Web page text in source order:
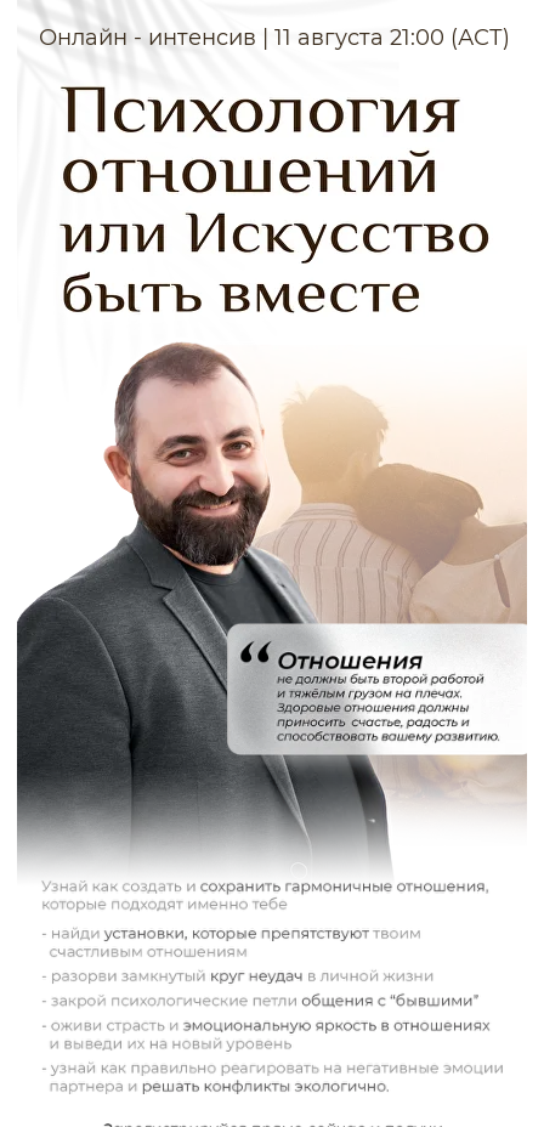
Онлайн - интенсив | 11 августа 21:00 (АСТ)